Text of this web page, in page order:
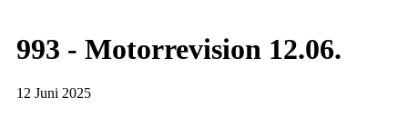
993 - Motorrevision 12.06.
12 Juni 2025